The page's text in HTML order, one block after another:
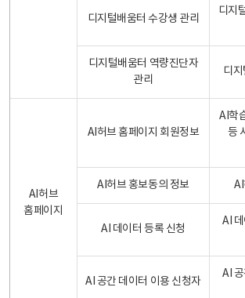
디지털배움터 수강생 관리
디지
디지털배움터 역량진단자
관리
디지
AI허브
홈페이지
AI허브 홈페이지 회원정보
AI학
등
AI허브 홍보동의 정보
AI 데이터 등록 신청
AI
AI 공간 데이터 이용 신청자
AI